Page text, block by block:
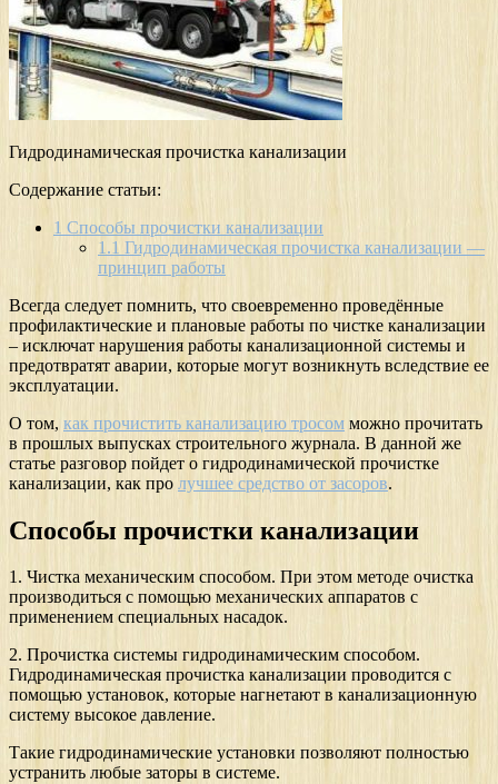
Гидродинамическая прочистка канализации
Содержание статьи:
1 Способы прочистки канализации
1.1 Гидродинамическая прочистка канализации —
принцип работы
Всегда следует помнить, что своевременно проведённые
профилактические и плановые работы по чистке канализации
– исключат нарушения работы канализационной системы и
предотвратят аварии, которые могут возникнуть вследствие ее
эксплуатации.
О том, как прочистить канализацию тросом можно прочитать
в прошлых выпусках строительного журнала. В данной же
статье разговор пойдет о гидродинамической прочистке
канализации, как про лучшее средство от засоров.
Способы прочистки канализации
1. Чистка механическим способом. При этом методе очистка
производиться с помощью механических аппаратов с
применением специальных насадок.
2. Прочистка системы гидродинамическим способом.
Гидродинамическая прочистка канализации проводится с
помощью установок, которые нагнетают в канализационную
систему высокое давление.
Такие гидродинамические установки позволяют полностью
устранить любые заторы в системе.